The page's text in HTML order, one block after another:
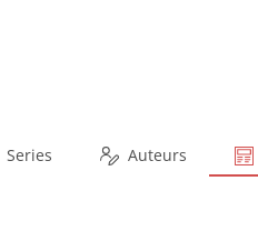
Series Auteurs